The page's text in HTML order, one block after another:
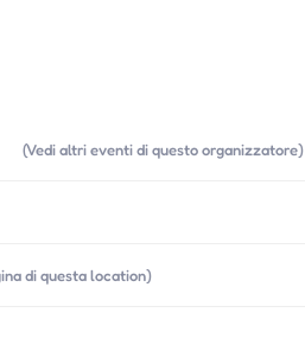
(Vedi altri eventi di questo organizzatore)
di questa location)